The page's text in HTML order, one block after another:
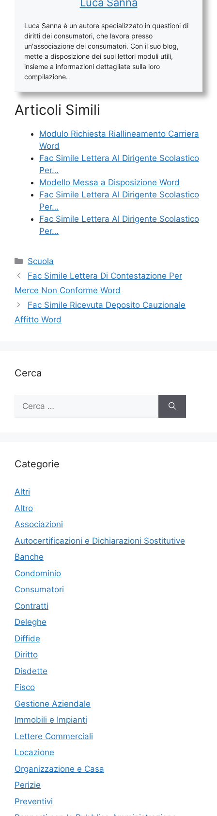
Luca Sanna è un autore specializzato in questioni di
diritti dei consumatori, che lavora presso
un'associazione dei consumatori. Con il suo blog,
mette a disposizione dei suoi lettori moduli utili,
insieme a informazioni dettagliate sulla loro
compilazione.
Articoli Simili
Modulo Richiesta Riallineamento Carriera
Word
Fac Simile Lettera Al Dirigente Scolastico
Per…
Modello Messa a Disposizione Word
Fac Simile Lettera Al Dirigente Scolastico
Per…
Fac Simile Lettera Al Dirigente Scolastico
Per…
Categorie
Scuola
Fac Simile Lettera Di Contestazione Per
Merce Non Conforme Word
Fac Simile Ricevuta Deposito Cauzionale
Affitto Word
Cerca
Ricerca
Categorie
Altri
Altro
Associazioni
Autocertificazioni e Dichiarazioni Sostitutive
Banche
Condominio
Consumatori
Contratti
Deleghe
Diffide
Diritto
Disdette
Fisco
Gestione Aziendale
Immobili e Impianti
Lettere Commerciali
Locazione
Organizzazione e Casa
Perizie
Preventivi